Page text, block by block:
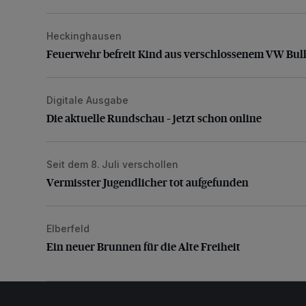
Feuerwehr befreit Kind aus verschlossenem VW Bulli
Heckinghausen
Feuerwehr befreit Kind aus verschlossenem VW
Die aktuelle Rundschau – jetzt schon online
Digitale Ausgabe
Die aktuelle Rundschau – jetzt schon online
Vermisster Jugendlicher tot aufgefunden
Seit dem 8. Juli verschollen
Vermisster Jugendlicher tot aufgefunden
Ein neuer Brunnen für die Alte Freiheit
Elberfeld
Ein neuer Brunnen für die Alte Freiheit